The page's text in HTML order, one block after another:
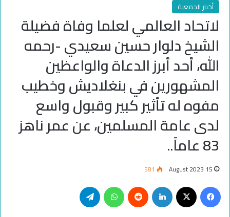
أخبار الجمعية
لاتحاد العالمي لعلما وفاة فضيلة
الشيخ دلوار حسين سعيدي -رحمه
الله، أحد أبرز الدعاة والواعظين
المشهورين في بنغلاديش وخطيب
مفوه له تأثير كبير وقبول واسع
لدى عامة المسلمين، عن عمر ناهز
83 عاماً..
15 August 2023
581
Facebook
LinkedIn
Reddit
WhatsApp